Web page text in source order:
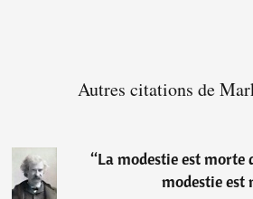
Autres citations de
“La modestie est morte
modestie est